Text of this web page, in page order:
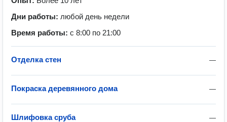
Дни работы: любой день недели
Время работы: с 8:00 по 21:00
—
Отделка стен
—
Покраска деревянного дома
—
Шлифовка сруба